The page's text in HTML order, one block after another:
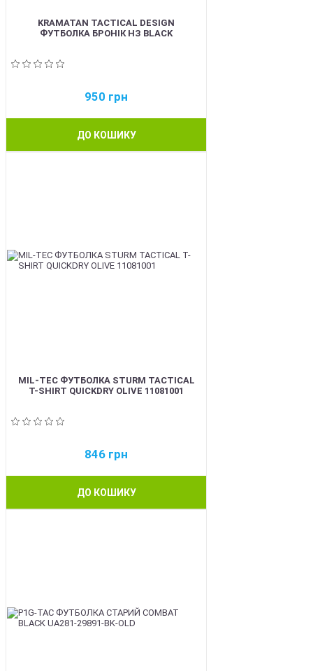
KRAMATAN TACTICAL DESIGN
ФУТБОЛКА БРОНІК НЗ BLACK
950 грн
ДО КОШИКУ
MIL-TEC ФУТБОЛКА STURM TACTICAL
T-SHIRT QUICKDRY OLIVE 11081001
846 грн
ДО КОШИКУ